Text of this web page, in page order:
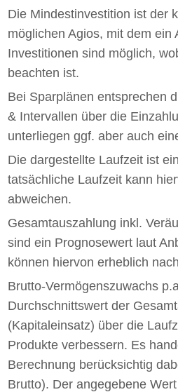
Die Mindestinvestition ist der
möglichen Agios, mit dem
Investitionen sind möglich,
beachten ist.
Bei Sparplänen entsprechen
& Intervallen über die
unterliegen ggf. aber auch
Die dargestellte Laufzeit ist
tatsächliche Laufzeit kann
abweichen.
Gesamtauszahlung inkl.
sind ein Prognosewert laut
können hiervon erheblich
Brutto-Vermögenszuwachs
Durchschnittswert der
(Kapitaleinsatz) über die
Produkte verbessern. Es
Berechnung berücksichtig
Brutto). Der angegebene